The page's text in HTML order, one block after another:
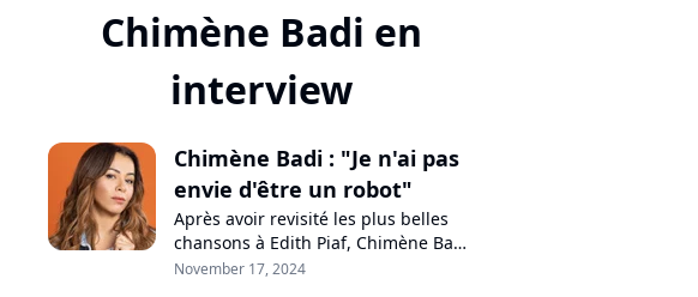
Chimène Badi en
interview
Chimène Badi : "Je n'ai pas
envie d'être un robot"
Après avoir revisité les plus belles
chansons à Edith Piaf, Chimène Badi
revient avec "Gospel & Soul, la voix
November 17, 2024